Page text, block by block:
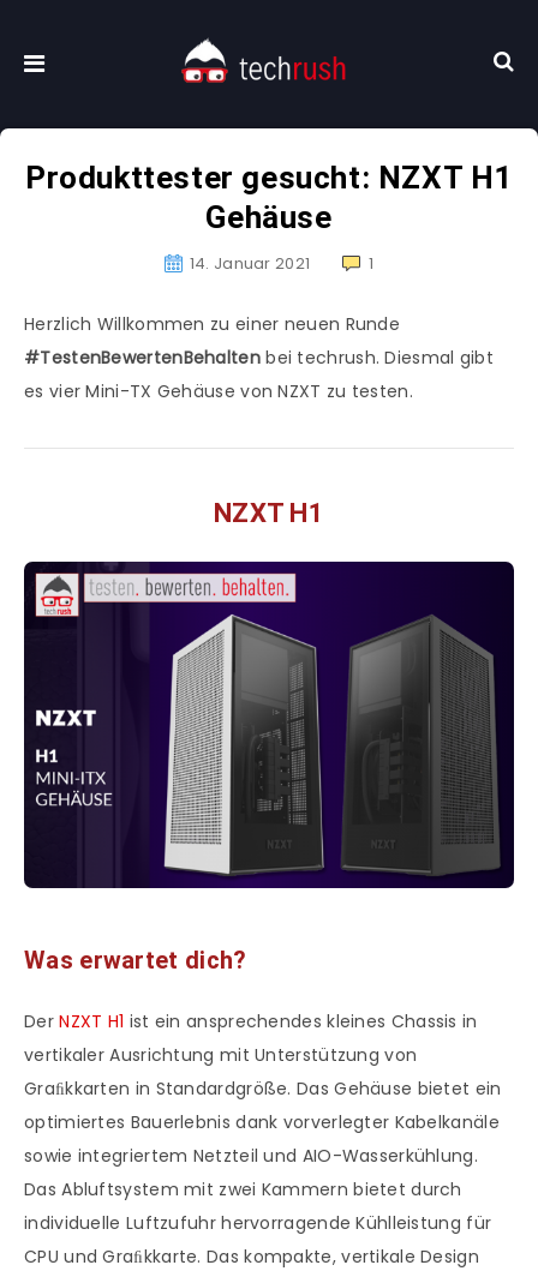
Produkttester gesucht: NZXT H1
Gehäuse
14. Januar 2021 1
Herzlich Willkommen zu einer neuen Runde
#TestenBewertenBehaltenbei techrush. Diesmal gibt
es vier Mini-TX Gehäuse von NZXT zu testen.
NZXT H1
Was erwartet dich?
DerNZXT H1 ist ein ansprechendes kleines Chassis in
vertikaler Ausrichtung mit Unterstützung von
Graﬁkkarten in Standardgröße. Das Gehäuse bietet ein
optimiertes Bauerlebnis dank vorverlegter Kabelkanäle
sowie integriertem Netzteil und AIO-Wasserkühlung.
Das Abluftsystem mit zwei Kammern bietet durch
individuelle Luftzufuhr hervorragende Kühlleistung für
CPU und Graﬁkkarte. Das kompakte, vertikale Design